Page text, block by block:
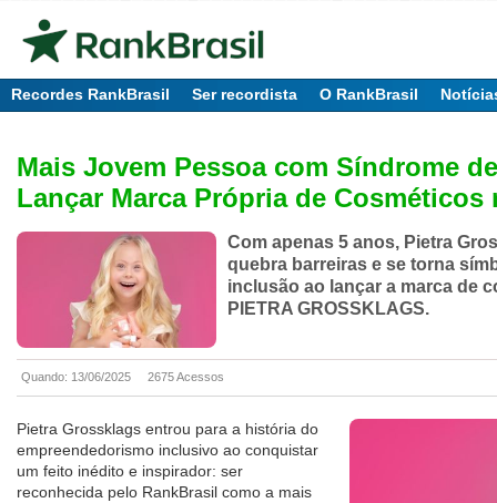
Recordes RankBrasil Ser recordista O RankBrasil
Mais Jovem Pessoa com Síndrome
Lançar Marca Própria de Cosméticos
Com apenas 5 anos, Pietra
quebra barreiras e se torna
inclusão ao lançar a marca de
PIETRA GROSSKLAGS.
Quando: 13/06/2025 2675 Acessos
Pietra Grossklags entrou para a história do
empreendedorismo inclusivo ao conquistar
um feito inédito e inspirador: ser
reconhecida pelo RankBrasil como a mais